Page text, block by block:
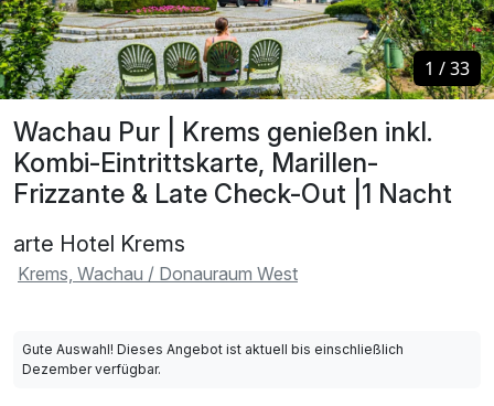
Wachau Pur | Krems genießen inkl.
Kombi-Eintrittskarte, Marillen-
Frizzante & Late Check-Out |1 Nacht
arte Hotel Krems
Krems, Wachau / Donauraum West
1 /33
1 /33
Gute Auswahl! Dieses Angebot ist aktuell bis einschließlich
Dezember verfügbar.